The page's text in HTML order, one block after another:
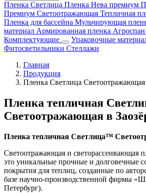
Пленка Светлица Пленка Нева премиум
Премиум Светоотражающая Тепличная
Пленка для бассейна Мульчирующая
материал Армированная пленка Агроспан
Комплектующие
Упаковочные
Фитосветильники Стеллажи
Главная
Продукция
Пленка Светлица Светоотражающая
Пленка тепличная
Светоотражающая в
Пленка тепличная Светлица™
Светоотражающая и светорассеивающая
это уникальные прочные и долговечные
покрытия для теплиц, созданные по
базе научно-производственной фирмы
Петербург).